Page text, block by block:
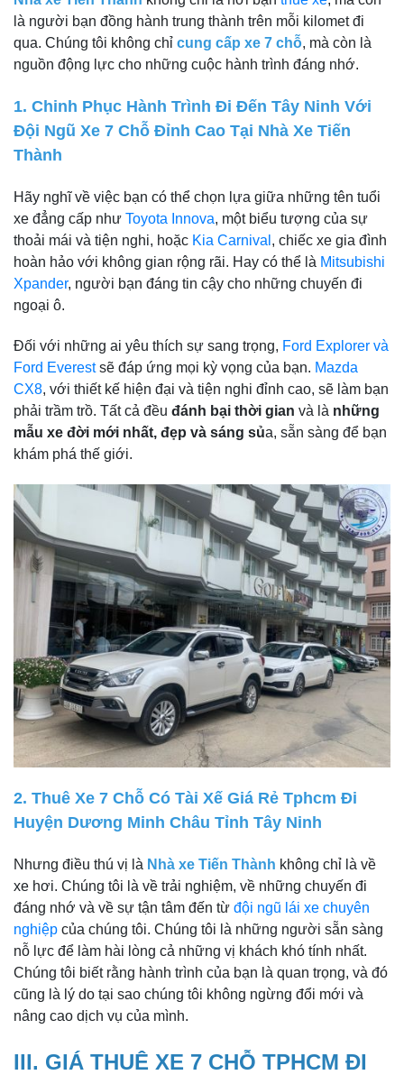
là người bạn đồng hành trung thành trên mỗi kilomet đi
qua. Chúng tôi không chỉ cung cấp xe 7 chỗ, mà còn là
nguồn động lực cho những cuộc hành trình đáng nhớ.
1. Chinh Phục Hành Trình Đi Đến Tây Ninh Với
Đội Ngũ Xe 7 Chỗ Đỉnh Cao Tại Nhà Xe Tiến
Thành
Hãy nghĩ về việc bạn có thể chọn lựa giữa những tên tuổi
xe đẳng cấp như Toyota Innova, một biểu tượng của sự
thoải mái và tiện nghi, hoặc Kia Carnival , chiếc xe gia đình
hoàn hảo với không gian rộng rãi. Hay có thể là Mitsubishi
Xpander, người bạn đáng tin cậy cho những chuyến đi
ngoại ô.
Đối với những ai yêu thích sự sang trọng, Ford Explorer và
Ford Everestsẽ đáp ứng mọi kỳ vọng của bạn. Mazda
CX8, với thiết kế hiện đại và tiện nghi đỉnh cao, sẽ làm bạn
phải trầm trồ. Tất cả đều đánh bại thời gian và là những
mẫu xe đời mới nhất, đẹp và sáng sủa, sẵn sàng để bạn
khám phá thế giới.
2. Thuê Xe 7 Chỗ Có Tài Xế Giá Rẻ Tphcm Đi
Huyện Dương Minh Châu Tỉnh Tây Ninh
Nhưng điều thú vị là Nhà xe Tiến Thành không chỉ là về
xe hơi. Chúng tôi là về trải nghiệm, về những chuyến đi
đáng nhớ và về sự tận tâm đến từ đội ngũ lái xe chuyên
nghiệp của chúng tôi. Chúng tôi là những người sẵn sàng
nỗ lực để làm hài lòng cả những vị khách khó tính nhất.
Chúng tôi biết rằng hành trình của bạn là quan trọng, và đó
cũng là lý do tại sao chúng tôi không ngừng đổi mới và
nâng cao dịch vụ của mình.
III. GIÁ THUÊ XE 7 CHỖ TPHCM ĐI